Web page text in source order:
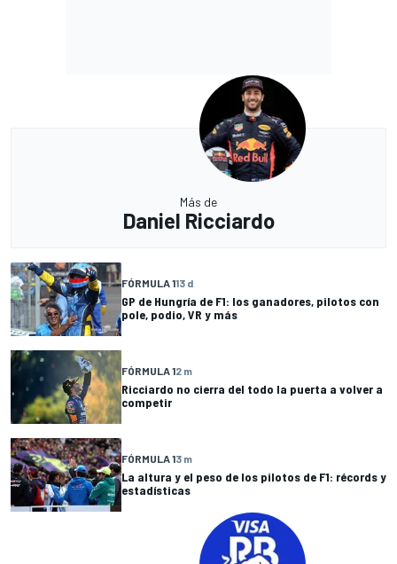
Más de
Daniel Ricciardo
FÓRMULA 113 d
GP de Hungría de F1: los ganadores, pilotos con
pole, podio, VR y más
FÓRMULA 12 m
Ricciardo no cierra del todo la puerta a volver a
competir
FÓRMULA 13 m
La altura y el peso de los pilotos de F1: récords y
estadísticas